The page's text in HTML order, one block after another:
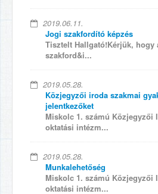
2019.06.11.
Jogi szakfordító képzés
Tisztelt Hallgató!Kérjük,
szakford&i...
2019.05.28.
Közjegyzői iroda szakmai
jelentkezőket
Miskolc 1. számú Közjegyzői
oktatási intézm...
2019.05.28.
Munkalehetőség
Miskolc 1. számú Közjegyzői
oktatási intézm...